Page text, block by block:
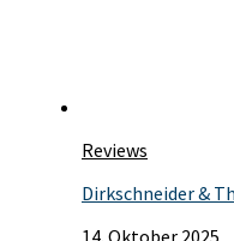
Reviews
Dirkschneider &
14. Oktober 2025